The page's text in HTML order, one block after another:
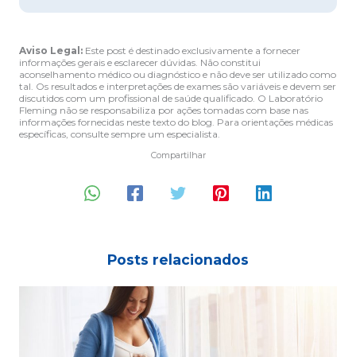
Aviso Legal:Este post é destinado exclusivamente a fornecer
informações gerais e esclarecer dúvidas. Não constitui
aconselhamento médico ou diagnóstico e não deve ser utilizado como
tal. Os resultados e interpretações de exames são variáveis e devem ser
discutidos com um profissional de saúde qualificado. O Laboratório
Fleming não se responsabiliza por ações tomadas com base nas
informações fornecidas neste texto do blog. Para orientações médicas
específicas, consulte sempre um especialista.
Compartilhar
Posts relacionados